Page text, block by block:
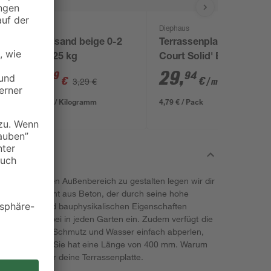
Spielsand beige 0-2
mm 25 kg
99 € 3,29 €
0,12 € / Kilogramm
Diephaus
Terrassenplatte 'T-
Court Solid' Beton
muschelkalkfarben 40
x 40 x 4 cm
29,94 €/ m²
4,79 € / Pack
für den Außenbereich zu gestalten legen wir dir
Sie besteht aus Beton, der durch seine hohe
und bauphysikalischen Eigenschaften
fügt sich dabei in jeden Garten ein. Zudem verfügt die
an der Schmutz und Wasser einfach abperlen,
können. Sie hat eine Länge von 400 mm. Warum
und hol dir deine Terrassenplatte.